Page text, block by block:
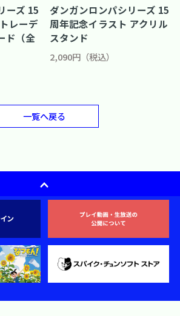
ーズ 15
レーデ
ド（全
ダンガンロンパシリーズ 15
周年記念イラスト アクリル
スタンド
2,090円（税込）
一覧へ戻る